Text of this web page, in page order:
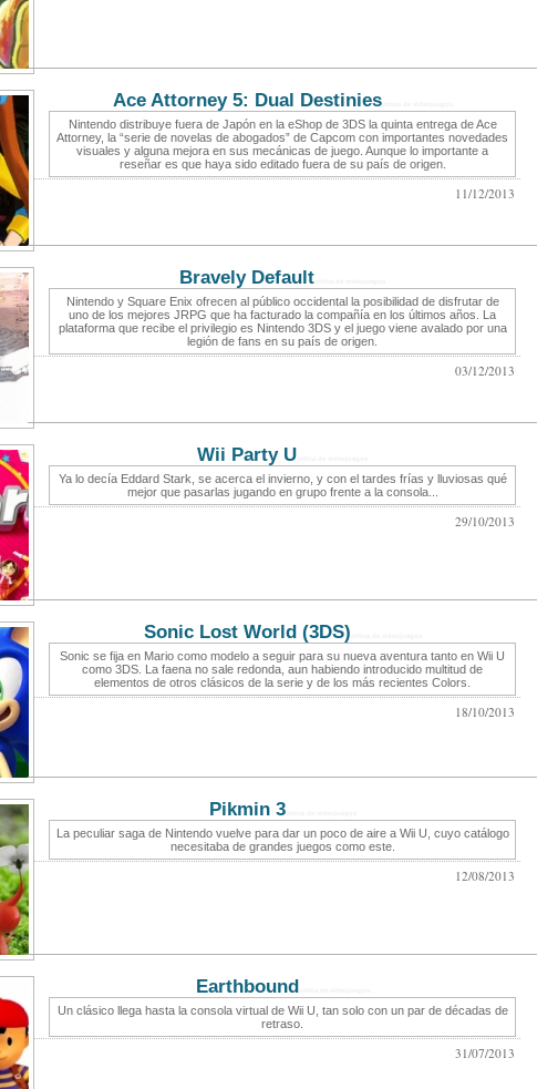
Ace Attorney 5: Dual Destiniescritica de videojuegos
Nintendo distribuye fuera de Japón en la eShop de 3DS la quinta entrega de Ace
Attorney, la “serie de novelas de abogados” de Capcom con importantes novedades
visuales y alguna mejora en sus mecánicas de juego. Aunque lo importante a
reseñar es que haya sido editado fuera de su país de origen.
11/12/2013
Bravely Default
Nintendo y Square Enix ofrecen al público occidental la posibilidad de disfrutar de
uno de los mejores JRPG que ha facturado la compañía en los últimos años. La
plataforma que recibe el privilegio es Nintendo 3DS y el juego viene avalado por una
legión de fans en su país de origen.
03/12/2013
Wii Party U
Ya lo decía Eddard Stark, se acerca el invierno, y con el tardes frías y lluviosas qué
mejor que pasarlas jugando en grupo frente a la consola...
29/10/2013
Sonic Lost World (3DS)
Sonic se fija en Mario como modelo a seguir para su nueva aventura tanto en Wii U
como 3DS. La faena no sale redonda, aun habiendo introducido multitud de
elementos de otros clásicos de la serie y de los más recientes Colors.
18/10/2013
Pikmin 3critica de videojuegos
La peculiar saga de Nintendo vuelve para dar un poco de aire a Wii U, cuyo catálogo
necesitaba de grandes juegos como este.
12/08/2013
Earthbound
Un clásico llega hasta la consola virtual de Wii U, tan solo con un par de décadas de
retraso.
31/07/2013